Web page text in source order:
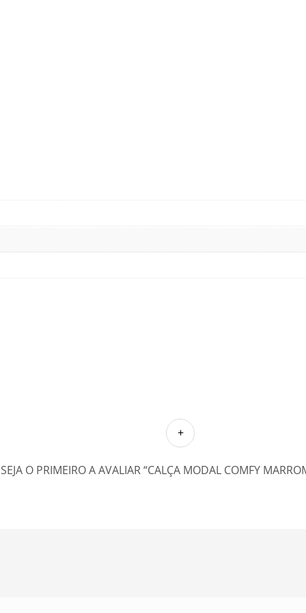
SEJA O PRIMEIRO A AVALIAR “CALÇA MODAL COMFY